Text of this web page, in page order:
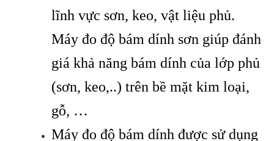
lĩnh vực sơn, keo, vật liệu phủ.
Máy đo độ bám dính sơn giúp đánh
giá khả năng bám dính của lớp phủ
(sơn, keo,..) trên bề mặt kim loại,
gỗ, …
Máy đo độ bám dính được sử dụng